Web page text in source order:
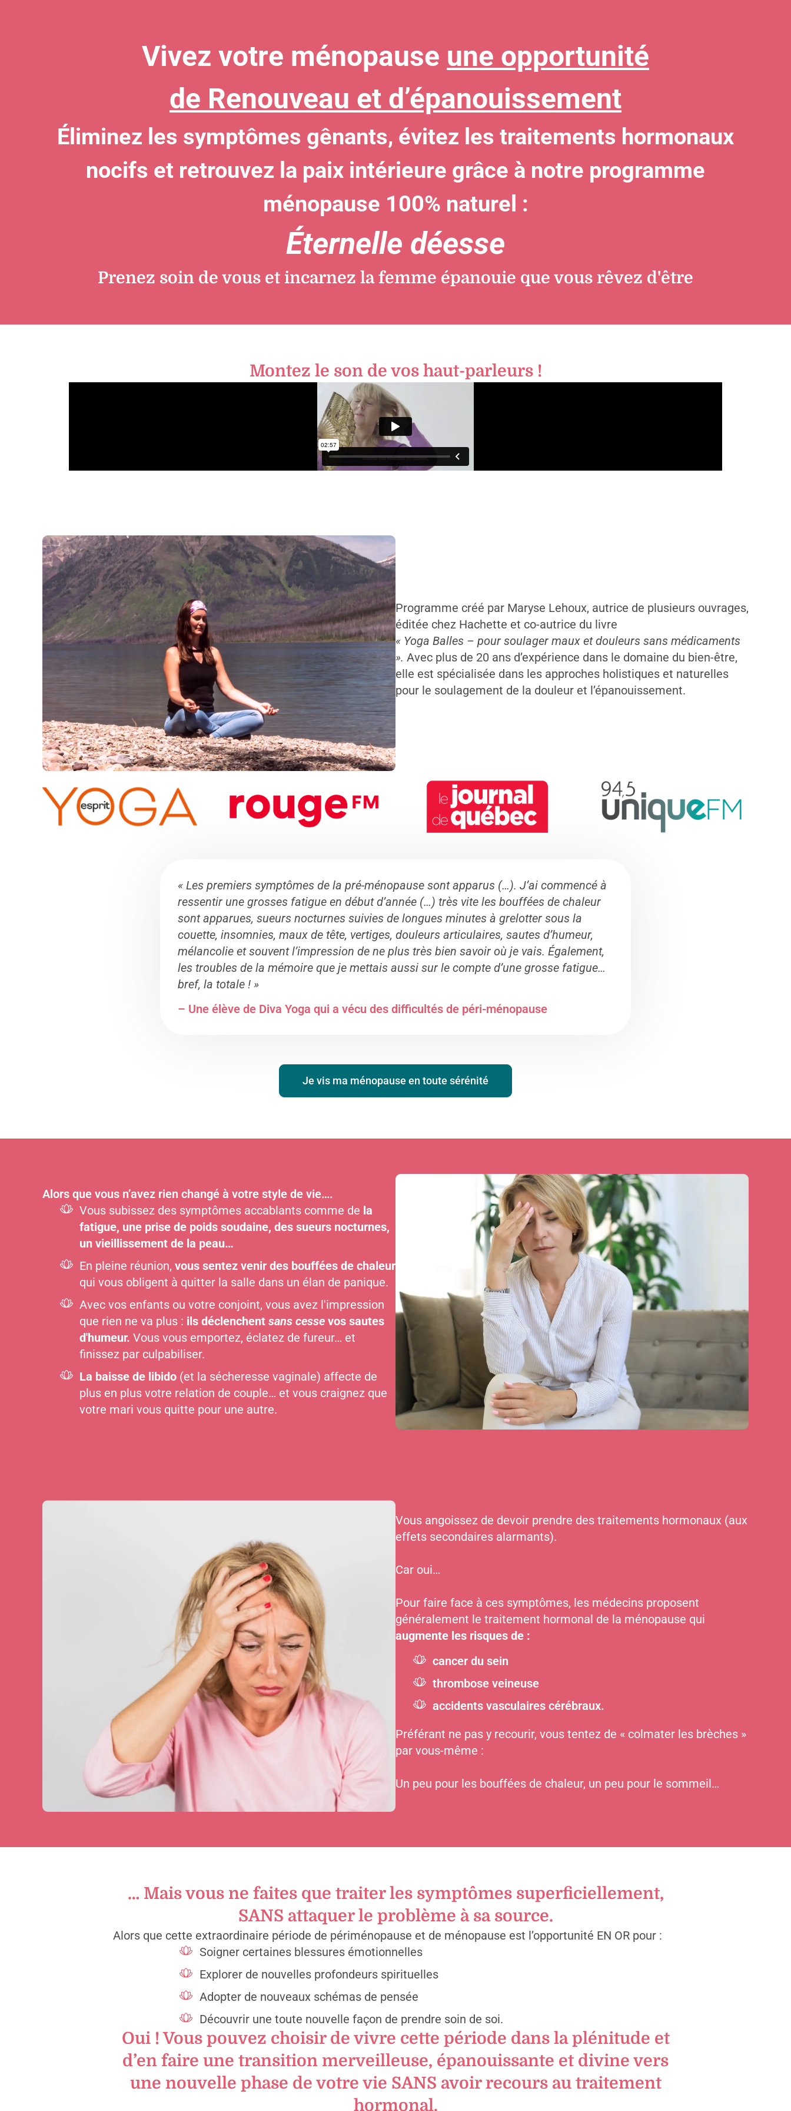
Vivez votre ménopause une opportunité
de Renouveau et d’épanouissement
Éliminez les symptômes gênants, évitez les traitements hormonaux
nocifs et retrouvez la paix intérieure grâce à notre programme
ménopause 100% naturel :
Éternelle déesse
Prenez soin de vous et incarnez la femme épanouie que vous rêvez d'être
Montez le son de vos haut-parleurs !
Programme créé par Maryse Lehoux, autrice de plusieurs ouvrages,
éditée chez Hachette et co-autrice du livre
« Yoga Balles – pour soulager maux et douleurs sans médicaments
». Avec plus de 20 ans d’expérience dans le domaine du bien-être,
elle est spécialisée dans les approches holistiques et naturelles
pour le soulagement de la douleur et l’épanouissement.
« Les premiers symptômes de la pré-ménopause sont apparus (…). J’ai commencé à
ressentir une grosses fatigue en début d’année (…) très vite les bouffées de chaleur
sont apparues, sueurs nocturnes suivies de longues minutes à grelotter sous la
couette, insomnies, maux de tête, vertiges, douleurs articulaires, sautes d’humeur,
mélancolie et souvent l’impression de ne plus très bien savoir où je vais. Également,
les troubles de la mémoire que je mettais aussi sur le compte d’une grosse fatigue…
bref, la totale ! »
– Une élève de Diva Yoga qui a vécu des difficultés de péri-ménopause
Je vis ma ménopause en toute sérénité
Alors que vous n’avez rien changé à votre style de vie….
Vous subissez des symptômes accablants comme de la
fatigue, une prise de poids soudaine, des sueurs nocturnes,
un vieillissement de la peau…
En pleine réunion, vous sentez venir des bouffées de chaleur
qui vous obligent à quitter la salle dans un élan de panique.
Avec vos enfants ou votre conjoint, vous avez l'impression
que rien ne va plus : ils déclenchent sans cessevos sautes
d'humeur. Vous vous emportez, éclatez de fureur… et
finissez par culpabiliser.
La baisse de libido(et la sécheresse vaginale) affecte de
plus en plus votre relation de couple… et vous craignez que
votre mari vous quitte pour une autre.
Vous angoissez de devoir prendre des traitements hormonaux (aux
effets secondaires alarmants).
Car oui…
Pour faire face à ces symptômes, les médecins proposent
généralement le traitement hormonal de la ménopause qui
augmente les risques de :
cancer du sein
thrombose veineuse
accidents vasculaires cérébraux.
Préférant ne pas y recourir, vous tentez de « colmater les brèches »
par vous-même :
Un peu pour les bouffées de chaleur, un peu pour le sommeil…
… Mais vous ne faites que traiter les symptômes superficiellement,
SANS attaquer le problème à sa source.
Alors que cette extraordinaire période de périménopause et de ménopause est l’opportunité EN OR pour :
Soigner certaines blessures émotionnelles
Explorer de nouvelles profondeurs spirituelles
Adopter de nouveaux schémas de pensée
Découvrir une toute nouvelle façon de prendre soin de soi.
Oui ! Vous pouvez choisir de vivre cette période dans la plénitude et
d’en faire une transition merveilleuse, épanouissante et divine vers
une nouvelle phase de votre vie SANS avoir recours au traitement
hormonal.